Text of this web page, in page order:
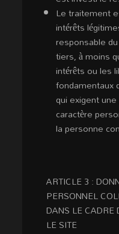
Le traitement
intérêts
responsable
tiers, à moins
intérêts ou les
fondamentaux
qui exigent
caractère
la personne
ARTICLE 3 :
PERSONNEL
DANS LE CADRE
LE SITE